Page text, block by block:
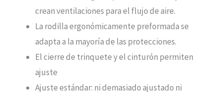
crean ventilaciones para el flujo de aire.
La rodilla ergonómicamente preformada se
adapta a la mayoría de las protecciones.
El cierre de trinquete y el cinturón permiten
ajuste
Ajuste estándar: ni demasiado ajustado ni